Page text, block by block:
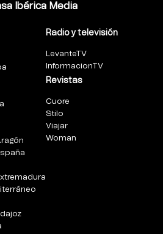
Ibérica Media
Radio y televisión
LevanteTV
InformacionTV
Revistas
Cuore
Stilo
Viajar
Woman